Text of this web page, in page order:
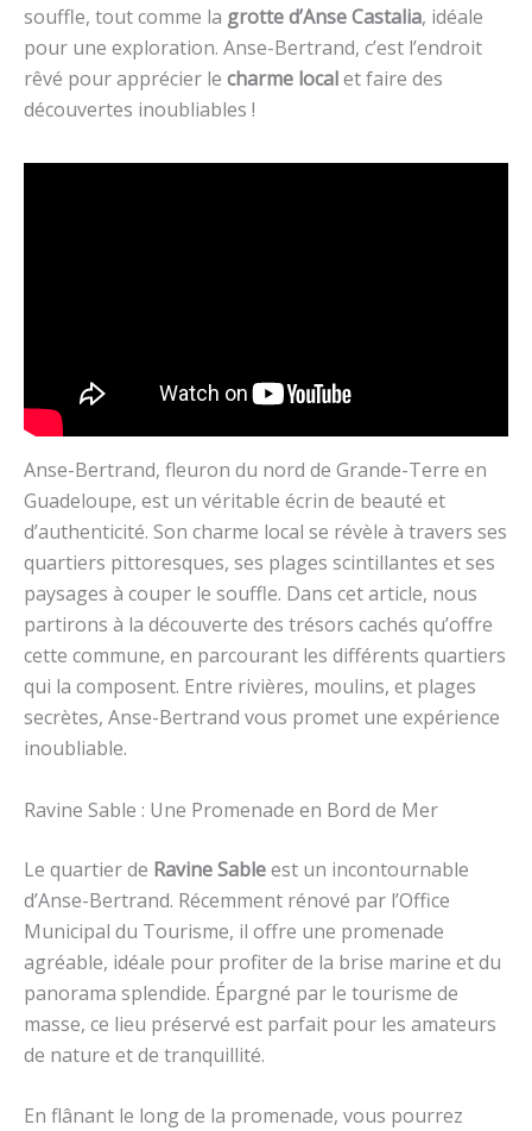
souffle, tout comme la grotte d’Anse Castalia, idéale
pour une exploration. Anse-Bertrand, c’est l’endroit
rêvé pour apprécier le charme localet faire des
découvertes inoubliables !
Anse-Bertrand, fleuron du nord de Grande-Terre en
Guadeloupe, est un véritable écrin de beauté et
d’authenticité. Son charme local se révèle à travers ses
quartiers pittoresques, ses plages scintillantes et ses
paysages à couper le souffle. Dans cet article, nous
partirons à la découverte des trésors cachés qu’offre
cette commune, en parcourant les différents quartiers
qui la composent. Entre rivières, moulins, et plages
secrètes, Anse-Bertrand vous promet une expérience
inoubliable.
Ravine Sable : Une Promenade en Bord de Mer
Le quartier de Ravine Sableest un incontournable
d’Anse-Bertrand. Récemment rénové par l’Office
Municipal du Tourisme, il offre une promenade
agréable, idéale pour profiter de la brise marine et du
panorama splendide. Épargné par le tourisme de
masse, ce lieu préservé est parfait pour les amateurs
de nature et de tranquillité.
En flânant le long de la promenade, vous pourrez